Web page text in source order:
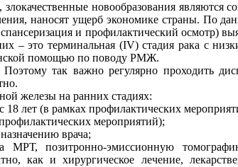
новообразования являются
наносят ущерб экономике страны. По
и профилактический осмотр)
– это терминальная (IV) стадия рака с
помощью по поводу РМЖ.
так важно регулярно проходить
железы на ранних стадиях:
лет (в рамках профилактических
мероприятий);
врача;
МРТ, позитронно-эмиссионную
и хирургическое лечение,